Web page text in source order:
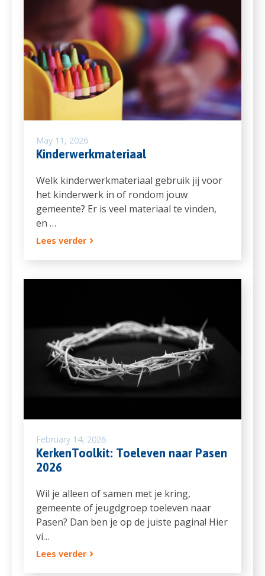
May 11, 2026
Kinderwerkmateriaal
Welk kinderwerkmateriaal gebruik jij voor
het kinderwerk in of rondom jouw
gemeente? Er is veel materiaal te vinden,
en …
Lees verder
February 14, 2026
KerkenToolkit: Toeleven naar Pasen
2026
Wil je alleen of samen met je kring,
gemeente of jeugdgroep toeleven naar
Pasen? Dan ben je op de juiste pagina! Hier
vi…
Lees verder